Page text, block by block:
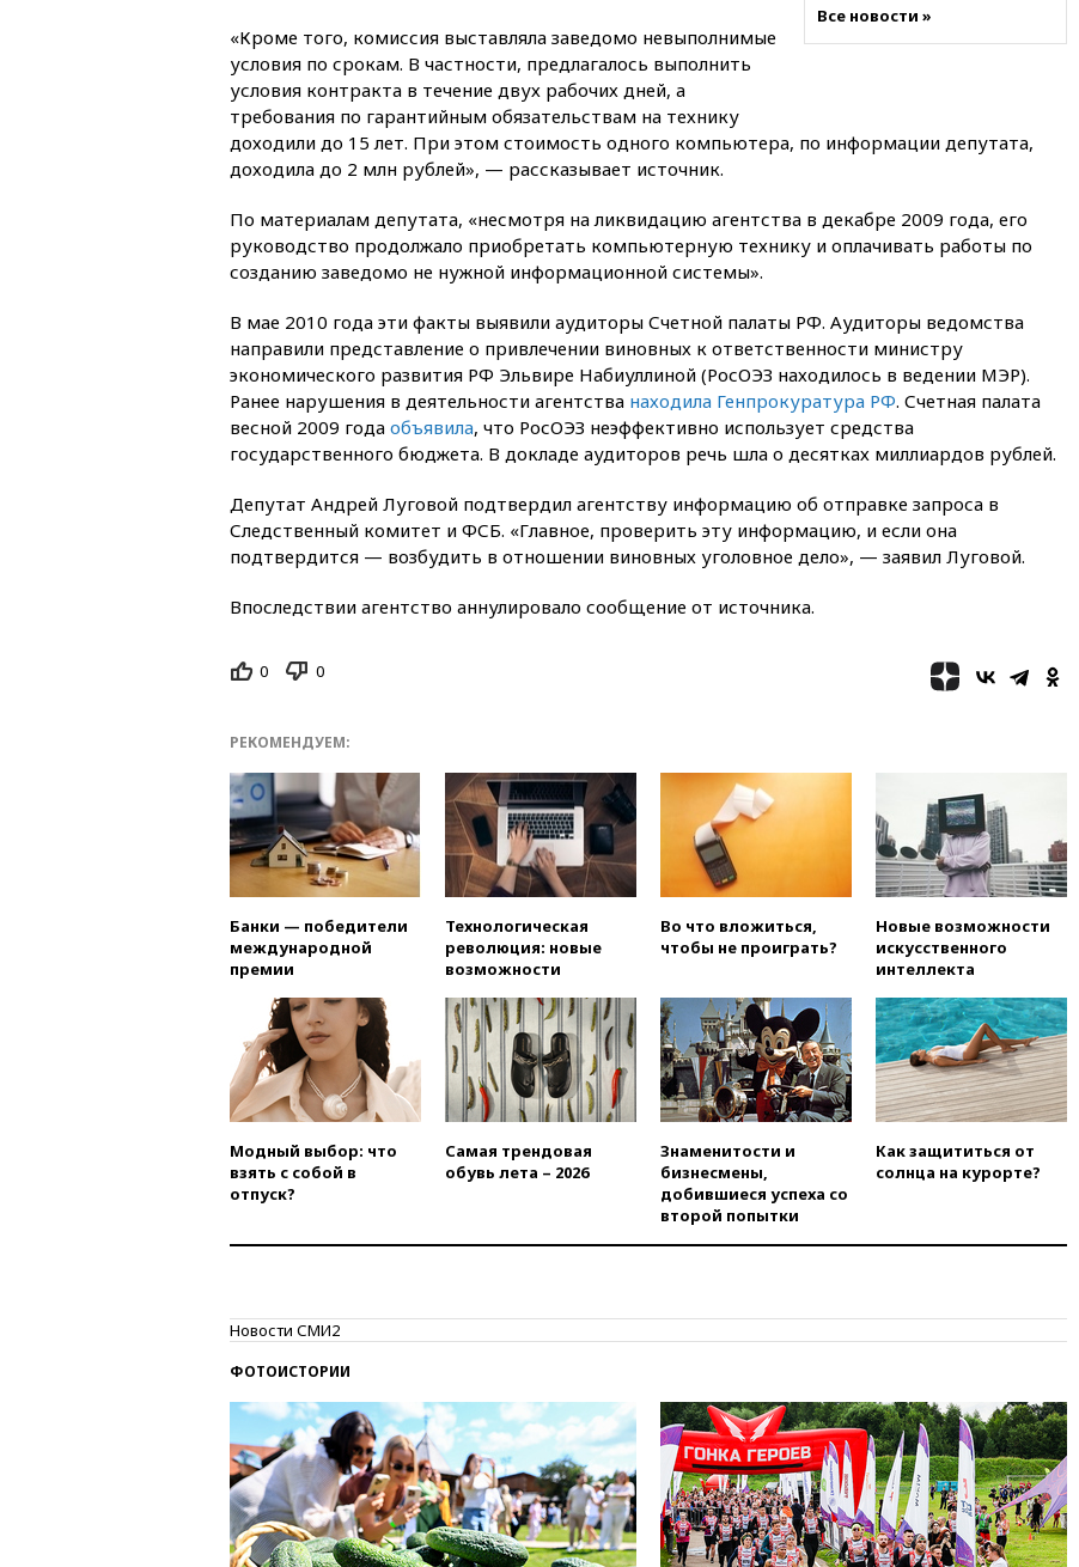
06:01МИД РФ: Казахстан
Армстронга впервые за 38 лет
быть готовой к продолжению
украинского конфликта
Ираном
02:06 Лантратова: судьба
сотни жителей Курской
области все еще неизвестна
01:10
МИД РФ: ЕС пытается
сохранить мобилизационный
Девочка с «маской
Бэтмена» показала лицо
после последней операции
«Спартак»
Сеуте набрал миллион
просмотров
вчера, 22:49Минпромторг:
банкротство «Кванта» не
производства телевизоров в
РФ
вагонов сошли с рельсов в
Оренбургской области
вчера, 22:22Минфин: в июле
выросли нефтегазовые
доходы российского бюджета
вчера, 22:15 Аксаков: ЦБ
согласовал первый стандарт
исламского банкинга
«Интервидения»
вчера, 21:21Правительство
РФ разрешило продажу
бензина старых
экологических классов
вчера, 21:15Путин обсудил с
Машковым 150-летие Союза
Все новости »
«Кроме того, комиссия выставляла заведомо невыполнимые
условия по срокам. В частности, предлагалось выполнить
условия контракта в течение двух рабочих дней, а
требования по гарантийным обязательствам на технику
доходили до 15 лет. При этом стоимость одного компьютера, по информации депутата,
доходила до 2 млн рублей», — рассказывает источник.
По материалам депутата, «несмотря на ликвидацию агентства в декабре 2009 года, его
руководство продолжало приобретать компьютерную технику и оплачивать работы по
созданию заведомо не нужной информационной системы».
В мае 2010 года эти факты выявили аудиторы Счетной палаты РФ. Аудиторы ведомства
направили представление о привлечении виновных к ответственности министру
экономического развития РФ Эльвире Набиуллиной (РосОЭЗ находилось в ведении МЭР).
Ранее нарушения в деятельности агентства находила Генпрокуратура РФ. Счетная палата
весной 2009 года объявила, что РосОЭЗ неэффективно использует средства
государственного бюджета. В докладе аудиторов речь шла о десятках миллиардов рублей.
Депутат Андрей Луговой подтвердил агентству информацию об отправке запроса в
Следственный комитет и ФСБ. «Главное, проверить эту информацию, и если она
подтвердится — возбудить в отношении виновных уголовное дело», — заявил Луговой.
Впоследствии агентство аннулировало сообщение от источника.
0 0
РЕКОМЕНДУЕМ:
Банки — победители
международной
премии
Технологическая
революция: новые
возможности
Во что вложиться,
чтобы не проиграть?
Новые возможности
искусственного
интеллекта
Модный выбор: что
взять с собой в
отпуск?
Самая трендовая
обувь лета – 2026
Знаменитости и
бизнесмены,
добившиеся успеха со
второй попытки
Как защититься от
солнца на курорте?
Новости СМИ2
ФОТОИСТОРИИ